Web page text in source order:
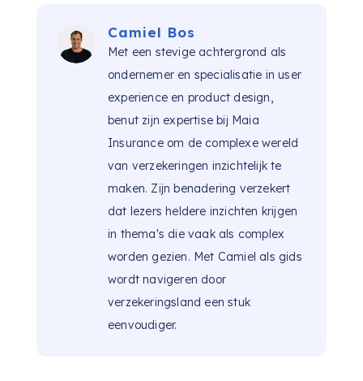
Camiel Bos
Met een stevige achtergrond als
ondernemer en specialisatie in user
experience en product design,
benut zijn expertise bij Maia
Insurance om de complexe wereld
van verzekeringen inzichtelijk te
maken. Zijn benadering verzekert
dat lezers heldere inzichten krijgen
in thema's die vaak als complex
worden gezien. Met Camiel als gids
wordt navigeren door
verzekeringsland een stuk
eenvoudiger.